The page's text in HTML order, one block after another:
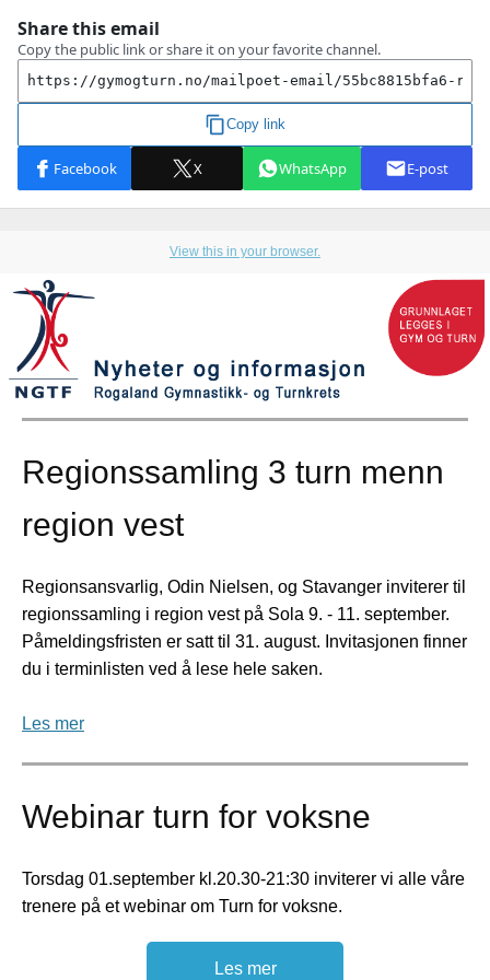
View this in your browser.
Regionssamling 3 turn menn
region vest
Regionsansvarlig, Odin Nielsen, og Stavanger inviterer til
regionssamling i region vest på Sola 9. - 11. september.
Påmeldingsfristen er satt til 31. august. Invitasjonen finner
du i terminlisten ved å lese hele saken.
Les mer
Webinar turn for voksne
Torsdag 01.september kl.20.30-21:30 inviterer vi alle våre
trenere på et webinar om Turn for voksne.
Les mer